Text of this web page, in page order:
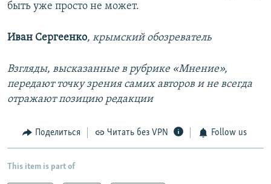
быть уже просто не может.
Иван Сергеенко, крымский обозреватель
Взгляды, высказанные в рубрике «Мнение»,
передают точку зрения самих авторов и не всегда
отражают позицию редакции
Поделиться Читать без VPN Follow us
This item is part of